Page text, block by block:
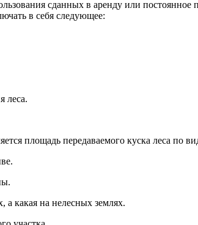
сданных в аренду или постоянное
в себя следующее:
леса.
площадь передаваемого куска леса по
а какая на нелесных землях.